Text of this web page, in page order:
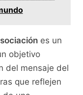
es un
objetivo
del mensaje del
que reflejen